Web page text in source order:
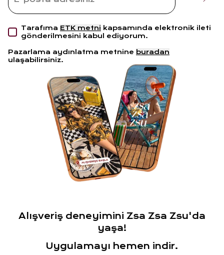
Tarafıma ETK metni kapsamında elektronik ileti
gönderilmesini kabul ediyorum.
Pazarlama aydınlatma metnine buradan
ulaşabilirsiniz.
Alışveriş deneyimini Zsa Zsa Zsu'da
yaşa!
Uygulamayı hemen indir.